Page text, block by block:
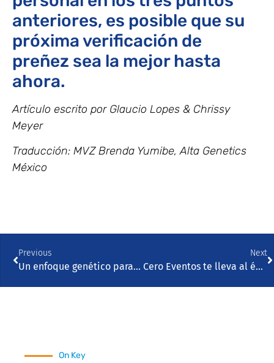
anteriores, es posible que su
próxima verificación de
preñez sea la mejor hasta
ahora.
Artículo escrito por Glaucio Lopes & Chrissy
Meyer
Traducción: MVZ Brenda Yumibe, Alta Genetics
México
Previous
Un enfoque genético para mejorar la fertilidad.
Next
Cero Eventos te lleva al éxito reproductivo
On Key